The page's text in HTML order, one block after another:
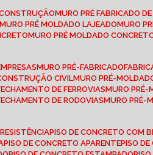
CONSTRUÇÃO
MURO PRÉ FABRICADO
MURO PRÉ MOLDADO LAJEADO MURO
MURO PRÉ MOLDADO
MURO PRÉ-FABRICADO
CIVIL
MURO PRÉ-
DE FERROVIAS
MURO
DE RODOVIAS
MURO
PISO DE CONCRETO COM
PISO DE CONCRETO APARENTE PISO